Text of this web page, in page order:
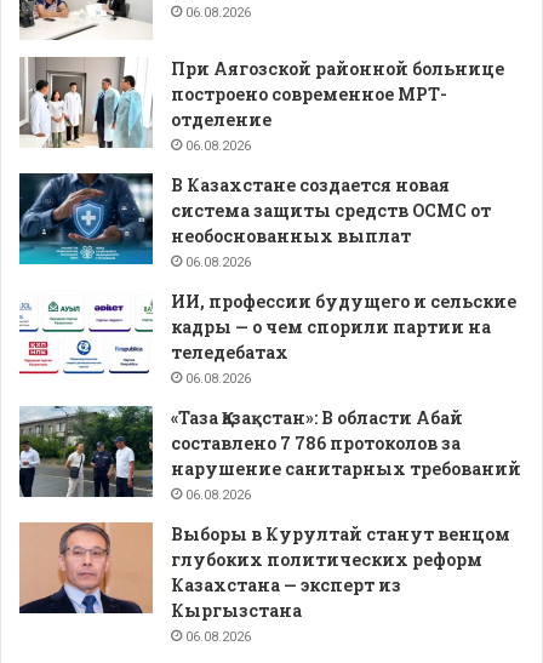
06.08.2026
При Аягозской районной больнице
построено современное МРТ-
отделение
06.08.2026
В Казахстане создается новая
система защиты средств ОСМС от
необоснованных выплат
06.08.2026
ИИ, профессии будущего и сельские
кадры — о чем спорили партии на
теледебатах
06.08.2026
«Таза Қазақстан»: В области Абай
составлено 7 786 протоколов за
нарушение санитарных требований
06.08.2026
Выборы в Курултай станут венцом
глубоких политических реформ
Казахстана — эксперт из
Кыргызстана
06.08.2026